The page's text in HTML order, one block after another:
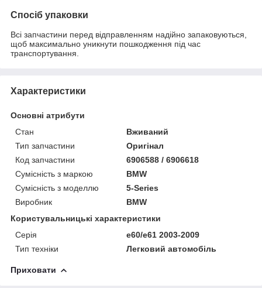
Спосіб упаковки
Всі запчастини перед відправленням надійно запаковуються,
щоб максимально уникнути пошкодження під час
транспортування.
Характеристики
Основні атрибути
Стан
Вживаний
Тип запчастини
Оригінал
Код запчастини
6906588 / 6906618
Сумісність з маркою
BMW
Сумісність з моделлю
5-Series
Виробник
BMW
Користувальницькі характеристики
Серія
e60/e61 2003-2009
Тип техніки
Легковий автомобіль
Приховати